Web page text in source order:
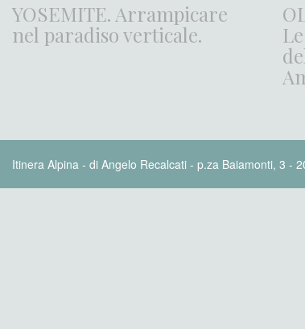
YOSEMITE. Arrampicare
nel paradiso verticale.
Itinera Alpina - di Angelo Recalcati - p.za Baiamonti, 3 -